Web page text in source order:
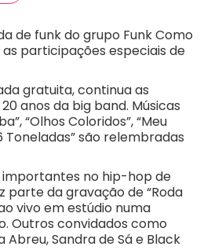
de funk do grupo Funk Como
participações especiais de
gratuita, continua as
anos da big band. Músicas
“Olhos Coloridos”, “Meu
Toneladas” são relembradas
importantes no hip-hop de
parte da gravação de “Roda
vivo em estúdio numa
Outros convidados como
Abreu, Sandra de Sá e Black